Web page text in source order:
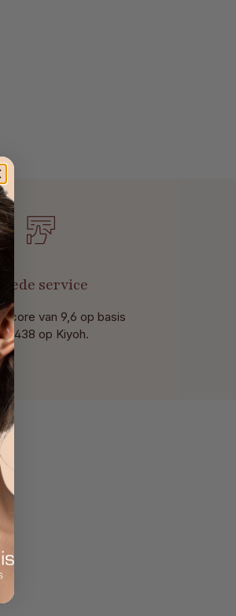
Goede service
score van 9,6 op basis
438 op Kiyoh.